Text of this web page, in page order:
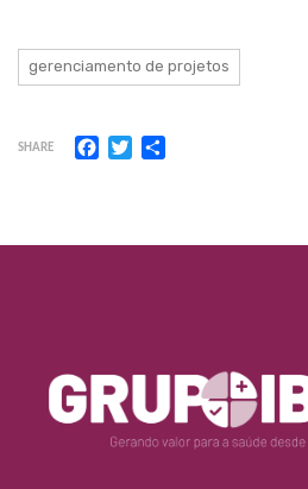
gerenciamento de projetos
SHARE Facebook
Twitter